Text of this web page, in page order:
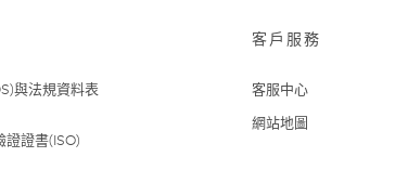
與法規資料表
證證書(ISO)
客戶服務
客服中心
網站地圖